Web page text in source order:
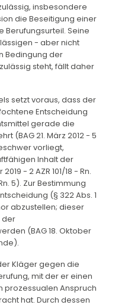
insbesondere
die Beseitigung einer
Seine
- aber nicht
Bedingung der
steht, fällt daher
setzt voraus, dass der
Entscheidung
gerade die
(BAG 21. März 2012 - 5
vorliegt,
Inhalt der
- 2 AZR 101/18 - Rn.
5). Zur Bestimmung
(§ 322 Abs. 1
abzustellen; dieser
der
(BAG 18. Oktober
Kläger gegen die
mit der er einen
prozessualen Anspruch
hat. Durch dessen